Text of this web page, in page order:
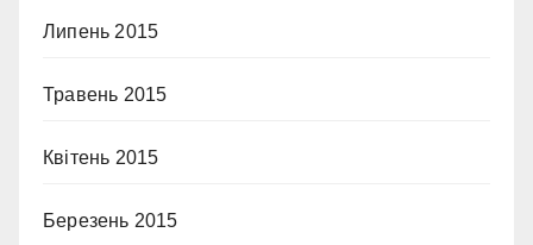
Липень 2015
Травень 2015
Квітень 2015
Березень 2015